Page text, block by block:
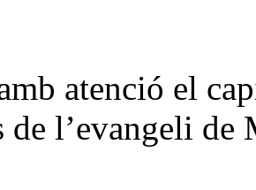
atenció el
l’evangeli de